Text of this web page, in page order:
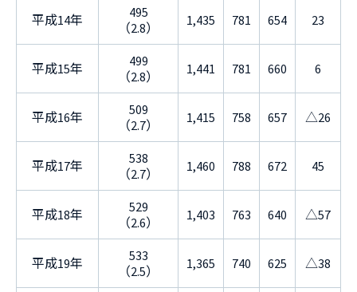
平成14年
495
（2.8）
1,435 781 654 23
平成15年
499
（2.8）
1,441 781 660 6
平成16年
509
（2.7）
1,415 758 657 △26
平成17年
538
（2.7）
1,460 788 672 45
平成18年
529
（2.6）
1,403 763 640 △57
平成19年
533
（2.5）
1,365 740 625 △38